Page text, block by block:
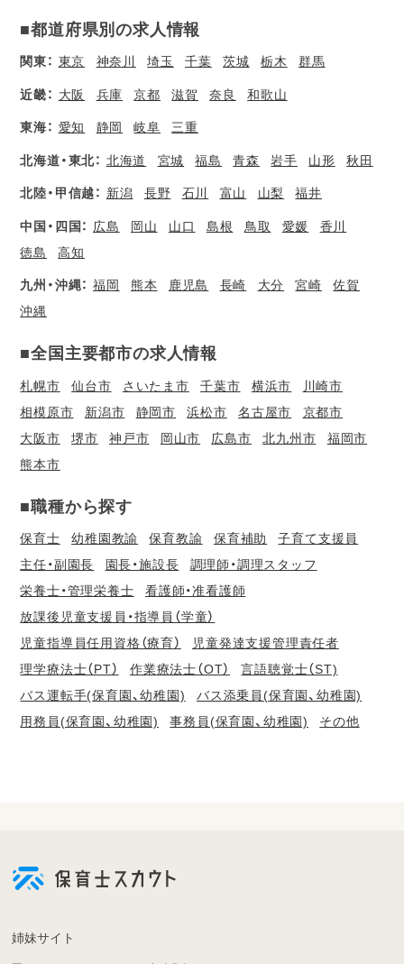
■都道府県別の求人情報
関東： 東京 神奈川 埼玉 千葉 茨城 栃木 群馬
近畿： 大阪 兵庫 京都 滋賀 奈良 和歌山
東海： 愛知 静岡 岐阜 三重
北海道・東北： 北海道 宮城 福島 青森 岩手 山形 秋田
北陸・甲信越： 新潟 長野 石川 富山 山梨 福井
中国・四国： 広島 岡山 山口 島根 鳥取 愛媛
香川
徳島
高知
九州・沖縄： 福岡 熊本 鹿児島 長崎 大分 宮崎
佐賀
沖縄
■全国主要都市の求人情報
札幌市 仙台市 さいたま市 千葉市 横浜市
川崎市
相模原市
新潟市 静岡市 浜松市 名古屋市
京都市
大阪市
堺市 神戸市 岡山市 広島市 北九州市
福岡市
熊本市
■職種から探す
保育士 幼稚園教諭 保育教諭 保育補助
子育て支援員
主任・副園長
園長・施設長
調理師・調理スタッフ
栄養士・管理栄養士
看護師・准看護師
放課後児童支援員・指導員（学童）
児童指導員任用資格（療育）
児童発達支援管理責任者
理学療法士（PT）
作業療法士（OT）
言語聴覚士（ST)
バス運転手(保育園、幼稚園)
バス添乗員(保育園、幼稚園)
用務員(保育園、幼稚園)
事務員(保育園、幼稚園) その他
登
姉妹サイト